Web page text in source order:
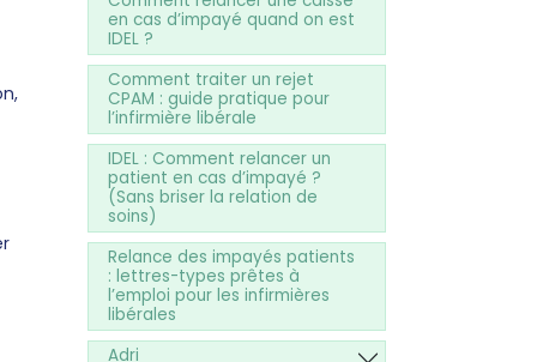
en cas d’impayé quand on est
IDEL ?
Comment traiter un rejet
CPAM : guide pratique pour
l’infirmière libérale
IDEL : Comment relancer un
patient en cas d’impayé ?
(Sans briser la relation de
soins)
Relance des impayés patients
: lettres-types prêtes à
l’emploi pour les infirmières
libérales
Adri